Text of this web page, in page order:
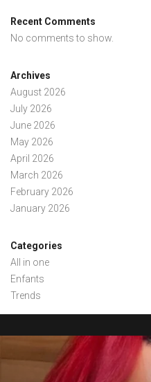
Recent Comments
No comments to show.
Archives
August 2026
July 2026
June 2026
May 2026
April 2026
March 2026
February 2026
January 2026
Categories
All in one
Enfants
Trends